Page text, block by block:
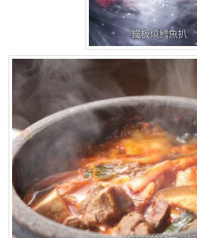
鐵板燒鱈魚扒